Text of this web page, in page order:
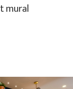
mural